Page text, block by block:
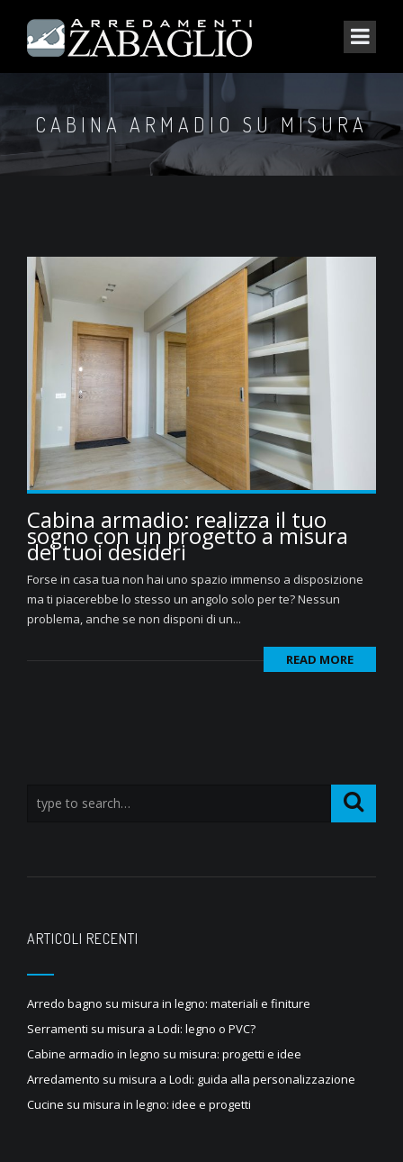
CABINA ARMADIO SU MISURA
Cabina armadio: realizza il tuo
sogno con un progetto a misura
dei tuoi desideri
Forse in casa tua non hai uno spazio immenso a disposizione
ma ti piacerebbe lo stesso un angolo solo per te? Nessun
problema, anche se non disponi di un...
READ MORE
ARTICOLI RECENTI
Arredo bagno su misura in legno: materiali e finiture
Serramenti su misura a Lodi: legno o PVC?
Cabine armadio in legno su misura: progetti e idee
Arredamento su misura a Lodi: guida alla personalizzazione
Cucine su misura in legno: idee e progetti